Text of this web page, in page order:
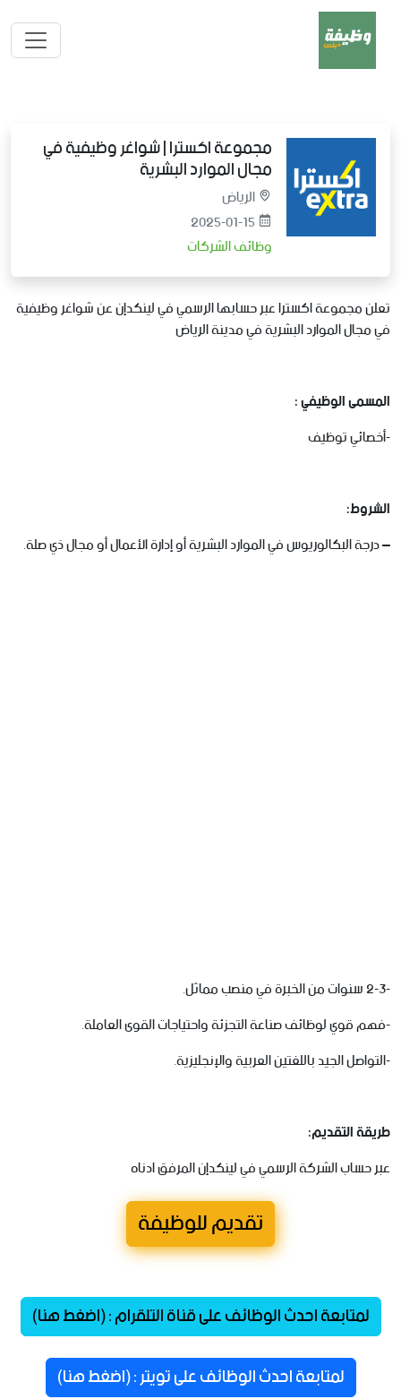
مجموعة اكسترا | شواغر وظيفية في
مجال الموارد البشرية
الرياض
2025-01-15
وظائف الشركات
تعلن مجموعة اكسترا عبر حسابها الرسمي في لينكدإن عن شواغر وظيفية
في مجال الموارد البشرية في مدينة الرياض
المسمى الوظيفي :
-أخصائي توظيف
الشروط:
– درجة البكالوريوس في الموارد البشرية أو إدارة الأعمال أو مجال ذي صلة.
-2-3 سنوات من الخبرة في منصب مماثل.
-فهم قوي لوظائف صناعة التجزئة واحتياجات القوى العاملة.
-التواصل الجيد باللغتين العربية والإنجليزية.
طريقة التقديم:
عبر حساب الشركة الرسمي في لينكدإن المرفق ادناه
تقديم للوظيفة
لمتابعة احدث الوظائف على قناة التلقرام : (اضغط هنا)
لمتابعة احدث الوظائف على تويتر : (اضغط هنا)